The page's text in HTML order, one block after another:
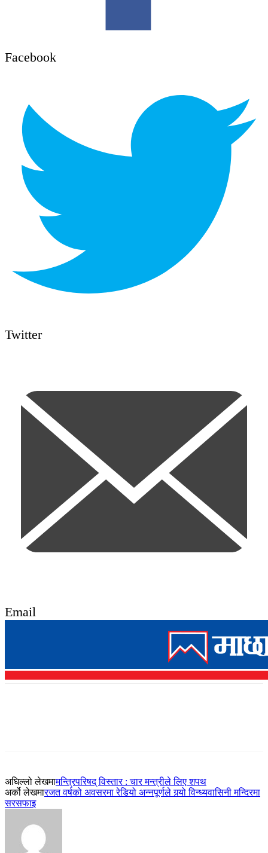
Facebook
Twitter
Email
अघिल्लो लेखमामन्त्रिपरिषद् विस्तार : चार मन्त्रीले लिए शपथ
अर्को लेखमारजत वर्षको अवसरमा रेडियो अन्नपूर्णले गर्‍यो विन्ध्यवासिनी मन्दिरमा
सरसफाइ